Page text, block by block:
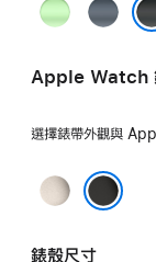
霓
色
錨
Apple Watch
選擇錶帶外觀與
原
錶殼尺寸